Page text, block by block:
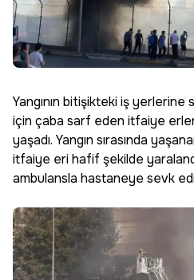
Yangının bitişikteki iş yerlerine
için çaba sarf eden itfaiye
yaşadı. Yangın sırasında
itfaiye eri hafif şekilde
ambulansla hastaneye sevk